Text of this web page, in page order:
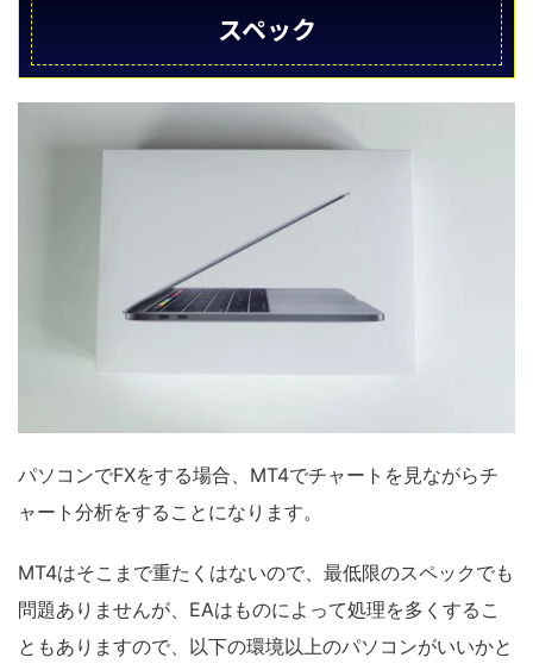
スペック
パソコンでFXをする場合、MT4でチャートを見ながらチ
ャート分析をすることになります。
MT4はそこまで重たくはないので、最低限のスペックでも
問題ありませんが、EAはものによって処理を多くするこ
ともありますので、以下の環境以上のパソコンがいいかと